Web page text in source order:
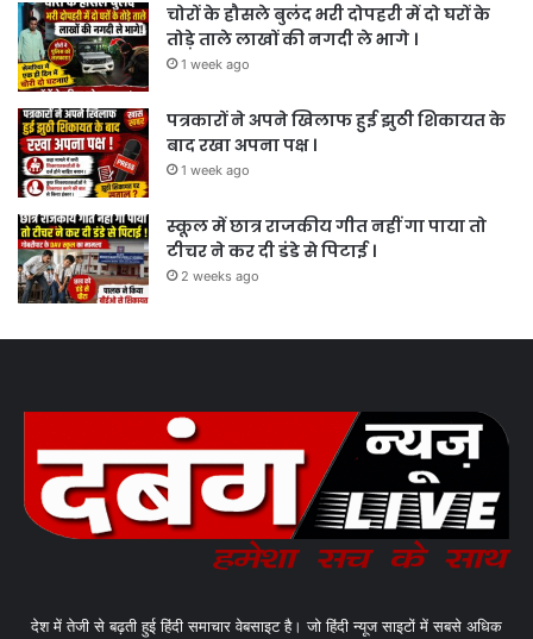
चोरों के हौसले बुलंद भरी दोपहरी में दो घरों के
तोड़े ताले लाखों की नगदी ले भागे ।
1 week ago
पत्रकारों ने अपने खिलाफ हुई झुठी शिकायत के
बाद रखा अपना पक्ष ।
1 week ago
स्कूल में छात्र राजकीय गीत नहीं गा पाया तो
टीचर ने कर दी डंडे से पिटाई ।
2 weeks ago
देश में तेजी से बढ़ती हुई हिंदी समाचार वेबसाइट है। जो हिंदी न्यूज साइटों में सबसे अधिक